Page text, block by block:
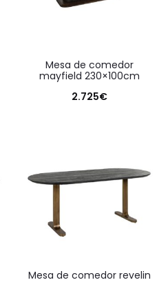
mesa de comedor
mayfield 230×100cm
2.725€
mesa de comedor revelin